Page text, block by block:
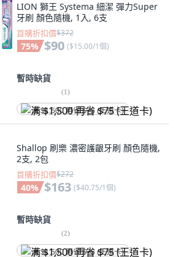
LION 獅王 Systema 細潔 彈力Super
牙刷 顏色隨機, 1入, 6支
首購折扣價$372
75% $90 ($15.00/1個)
暫時缺貨
(1)
满 $1,500 再省 $75 (王道卡)
Shallop 刷樂 濃密護齦牙刷 顏色隨機,
2支, 2包
首購折扣價$272
40% $163 ($40.75/1個)
暫時缺貨
(2)
满 $1,500 再省 $75 (王道卡)